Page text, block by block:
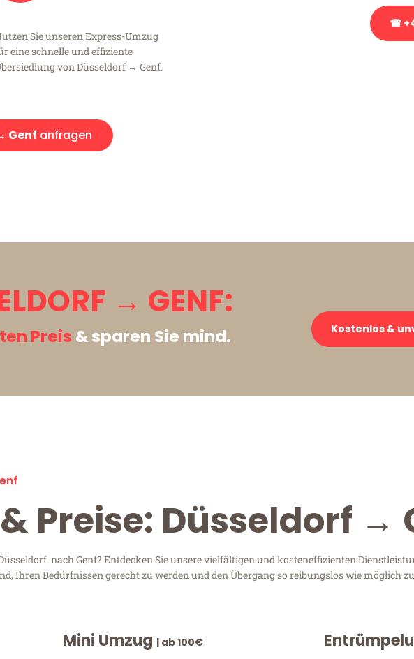
Sie unseren Express-Umzug
eine schnelle und effiziente
von Düsseldorf → Genf.
Genf anfragen
☎
→ GENF:
Preis & sparen Sie mind.
Kostenlos &
Preise: Düsseldorf →
nach Genf? Entdecken Sie unsere vielfältigen und kosteneffizienten
Ihren Bedürfnissen gerecht zu werden und den Übergang so reibungslos wie möglich
Mini Umzug | ab 100€